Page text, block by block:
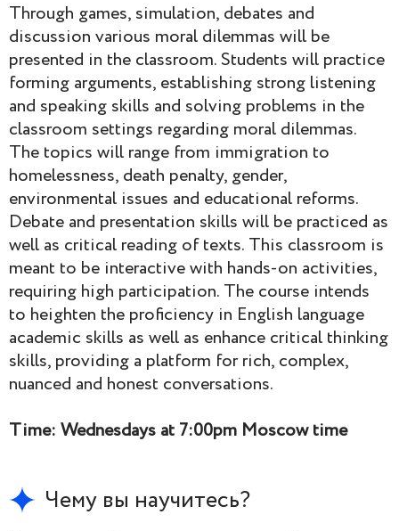
Through games, simulation, debates and
discussion various moral dilemmas will be
presented in the classroom. Students will practice
forming arguments, establishing strong listening
and speaking skills and solving problems in the
classroom settings regarding moral dilemmas.
The topics will range from immigration to
homelessness, death penalty, gender,
environmental issues and educational reforms.
Debate and presentation skills will be practiced as
well as critical reading of texts. This classroom is
meant to be interactive with hands-on activities,
requiring high participation. The course intends
to heighten the proficiency in English language
academic skills as well as enhance critical thinking
skills, providing a platform for rich, complex,
nuanced and honest conversations.
Time: Wednesdays at 7:00pm Moscow time
Чему вы научитесь?